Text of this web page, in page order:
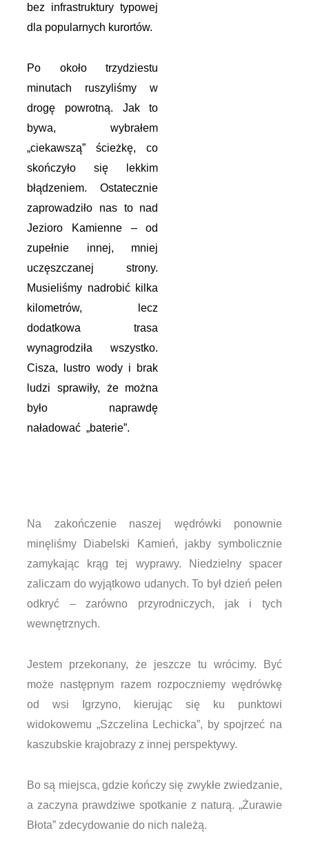
bez infrastruktury typowej
dla popularnych kurortów.
Po około trzydziestu
minutach ruszyliśmy w
drogę powrotną. Jak to
bywa, wybrałem
„ciekawszą” ścieżkę, co
skończyło się lekkim
błądzeniem. Ostatecznie
zaprowadziło nas to nad
Jezioro Kamienne – od
zupełnie innej, mniej
uczęszczanej strony.
Musieliśmy nadrobić kilka
kilometrów, lecz
dodatkowa trasa
wynagrodziła wszystko.
Cisza, lustro wody i brak
ludzi sprawiły, że można
było naprawdę
naładować „baterie”.
Na zakończenie naszej wędrówki ponownie
minęliśmy Diabelski Kamień, jakby symbolicznie
zamykając krąg tej wyprawy. Niedzielny spacer
zaliczam do wyjątkowo udanych. To był dzień pełen
odkryć – zarówno przyrodniczych, jak i tych
wewnętrznych.
Jestem przekonany, że jeszcze tu wrócimy. Być
może następnym razem rozpoczniemy wędrówkę
od wsi Igrzyno, kierując się ku punktowi
widokowemu „Szczelina Lechicka”, by spojrzeć na
kaszubskie krajobrazy z innej perspektywy.
Bo są miejsca, gdzie kończy się zwykłe zwiedzanie,
a zaczyna prawdziwe spotkanie z naturą. „Żurawie
Błota” zdecydowanie do nich należą.